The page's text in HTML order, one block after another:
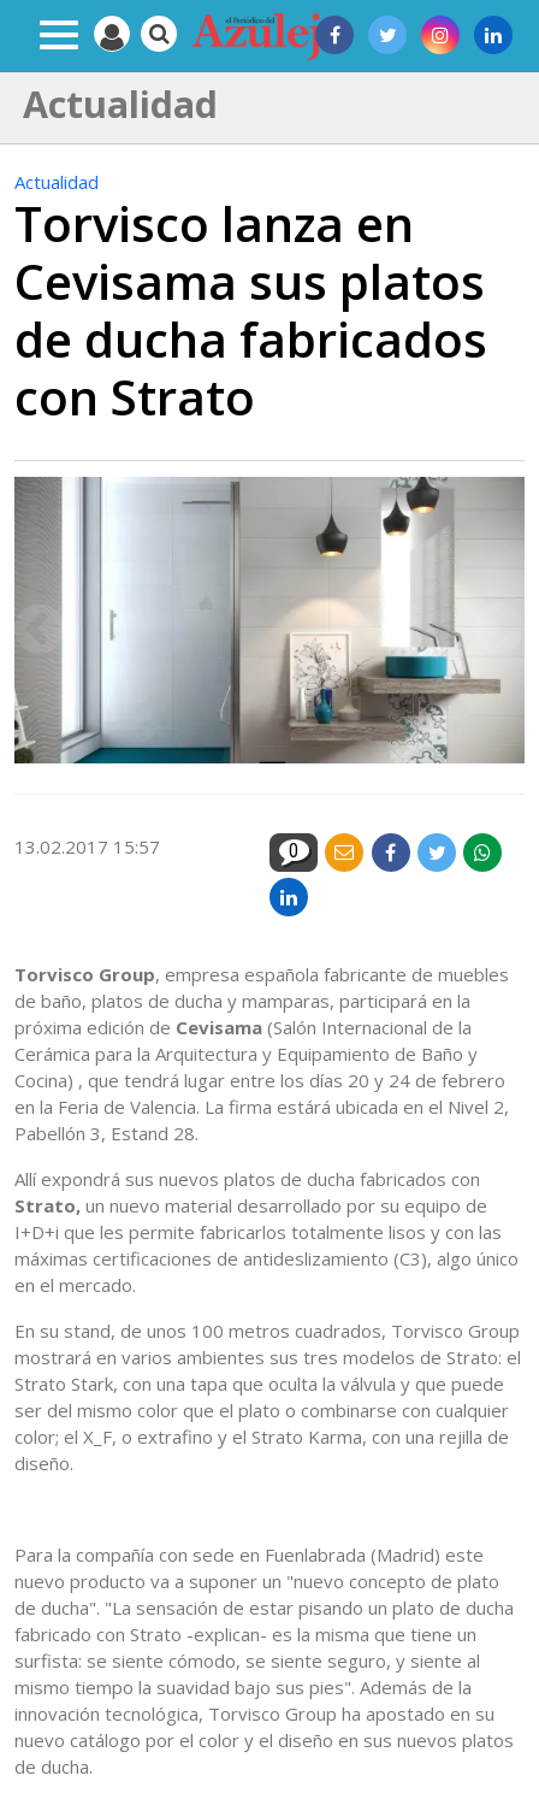
Actualidad
Actualidad
Torvisco lanza en
Cevisama sus platos
de ducha fabricados
con Strato
13.02.2017 15:57 0
Torvisco Group, empresa española fabricante de muebles
de baño, platos de ducha y mamparas, participará en la
próxima edición de Cevisama (Salón Internacional de la
Cerámica para la Arquitectura y Equipamiento de Baño y
Cocina) , que tendrá lugar entre los días 20 y 24 de febrero
en la Feria de Valencia. La firma estárá ubicada en el Nivel 2,
Pabellón 3, Estand 28.
Allí expondrá sus nuevos platos de ducha fabricados con
Strato, un nuevo material desarrollado por su equipo de
I+D+i que les permite fabricarlos totalmente lisos y con las
máximas certificaciones de antideslizamiento (C3), algo único
en el mercado.
En su stand, de unos 100 metros cuadrados, Torvisco Group
mostrará en varios ambientes sus tres modelos de Strato: el
Strato Stark, con una tapa que oculta la válvula y que puede
ser del mismo color que el plato o combinarse con cualquier
color; el X_F, o extrafino y el Strato Karma, con una rejilla de
diseño.
Para la compañía con sede en Fuenlabrada (Madrid) este
nuevo producto va a suponer un "nuevo concepto de plato
de ducha". "La sensación de estar pisando un plato de ducha
fabricado con Strato -explican- es la misma que tiene un
surfista: se siente cómodo, se siente seguro, y siente al
mismo tiempo la suavidad bajo sus pies". Además de la
innovación tecnológica, Torvisco Group ha apostado en su
nuevo catálogo por el color y el diseño en sus nuevos platos
de ducha.